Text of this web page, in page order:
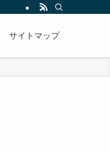
サイトマップ